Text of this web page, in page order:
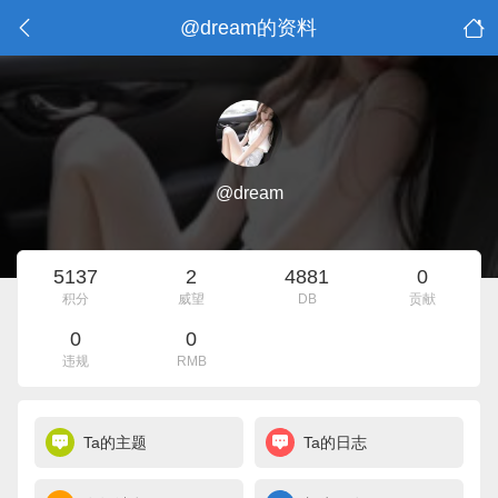
@dream的资料
@dream
5137
积分
2
威望
4881
DB
0
贡献
0
违规
0
RMB
Ta的主题 Ta的日志